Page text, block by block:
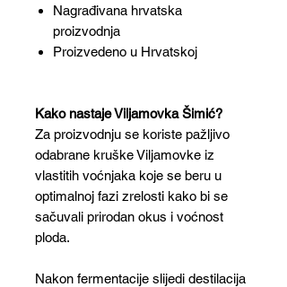
Nagrađivana hrvatska
proizvodnja
Proizvedeno u Hrvatskoj
Kako nastaje Viljamovka Šimić?
Za proizvodnju se koriste pažljivo
odabrane kruške Viljamovke iz
vlastitih voćnjaka koje se beru u
optimalnoj fazi zrelosti kako bi se
sačuvali prirodan okus i voćnost
ploda.
Nakon fermentacije slijedi destilacija